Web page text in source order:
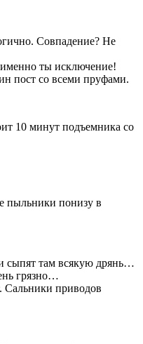
Совпадение? Не
именно ты исключение!
пост со всеми пруфами.
10 минут подъемника со
пыльники понизу в
сыпят там всякую дрянь…
грязно…
Сальники приводов